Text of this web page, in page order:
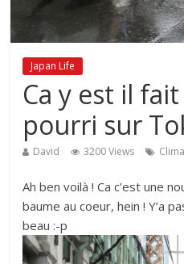
Japan Life
Ca y est il
pourri sur
David 3200 Views
Ah ben voilà ! Ca c’est une
baume au coeur, hein ! Y’a
beau :-p